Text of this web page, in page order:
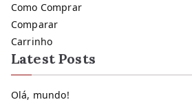
Como Comprar
Comparar
Carrinho
Latest Posts
Olá, mundo!